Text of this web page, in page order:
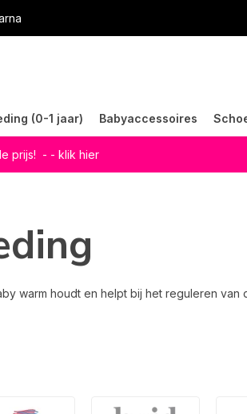
(0-1 jaar) Babyaccessoires
prijs! - - klik hier
warm houdt en helpt bij het reguleren van